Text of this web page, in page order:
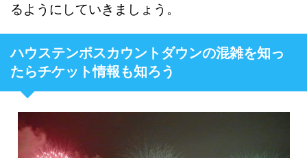
るようにしていきましょう。
ハウステンボスカウントダウンの混雑を知っ
たらチケット情報も知ろう